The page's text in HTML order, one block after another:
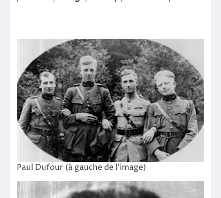
Paul Dufour (à gauche de l’image)